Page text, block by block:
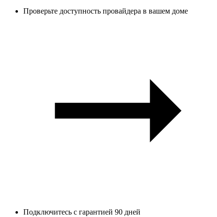
Проверьте доступность провайдера в вашем доме
Подключитесь с гарантией 90 дней